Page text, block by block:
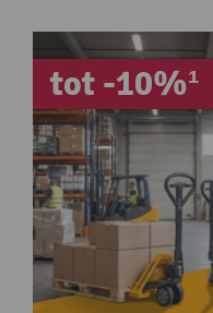
tot -10%¹